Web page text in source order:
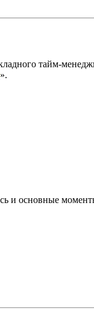
тайм-
».
и основные